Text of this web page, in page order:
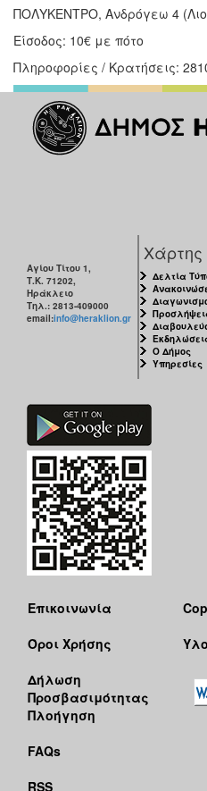
ΠΟΛΥΚΕΝΤΡΟ, Ανδρόγεω 4
Είσοδος: 10€ με πότο
Πληροφορίες / Κρατήσεις:
Αγίου Τίτου 1,
Τ.Κ. 71202,
Ηράκλειο
Τηλ.: 2813-409000
email:info@heraklion.gr
Χάρτης
Δελτία
Ο Δήμος
Υπηρεσίες
Επικοινωνία
Όροι Χρήσης
Δήλωση
Προσβασιμότητας
Πλοήγηση
FAQs
RSS